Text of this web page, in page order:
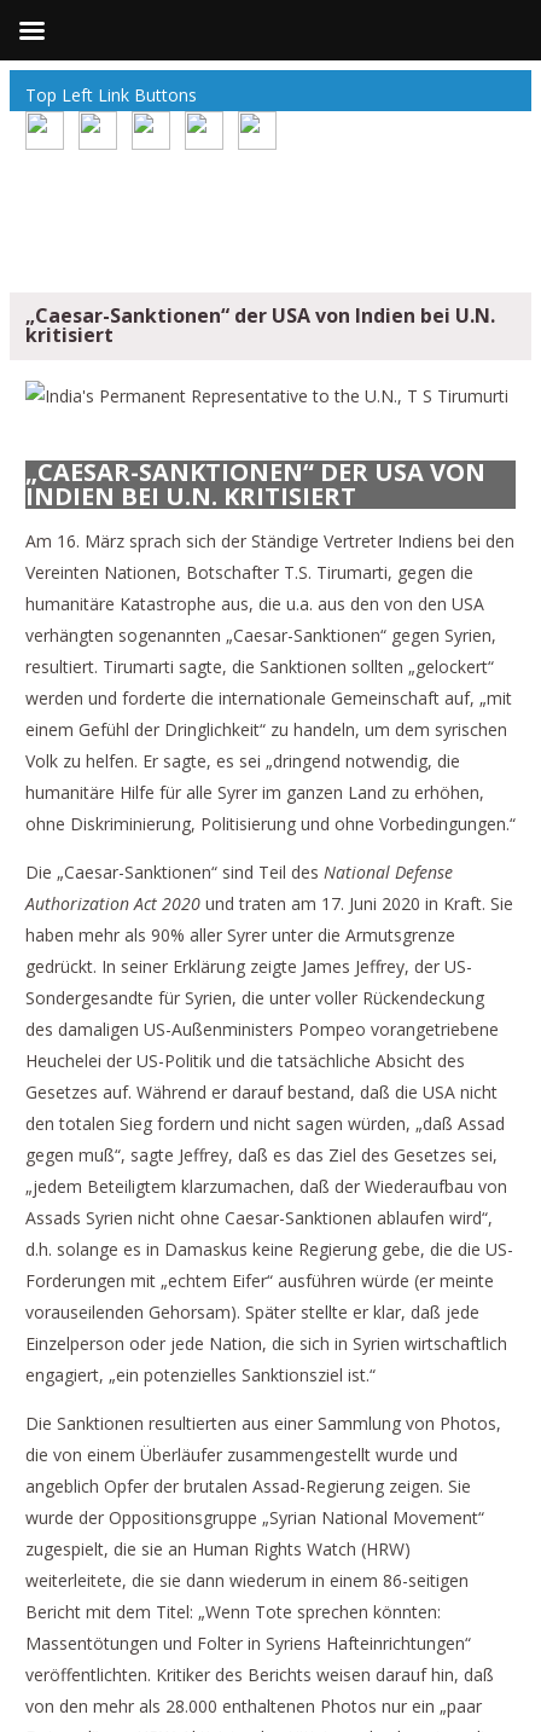
Top Left Link Buttons
„Caesar-Sanktionen“ der USA von Indien bei U.N.
kritisiert
„CAESAR-SANKTIONEN“ DER USA VON
INDIEN BEI U.N. KRITISIERT
Am 16. März sprach sich der Ständige Vertreter Indiens bei den
Vereinten Nationen, Botschafter T.S. Tirumarti, gegen die
humanitäre Katastrophe aus, die u.a. aus den von den USA
verhängten sogenannten „Caesar-Sanktionen“ gegen Syrien,
resultiert. Tirumarti sagte, die Sanktionen sollten „gelockert“
werden und forderte die internationale Gemeinschaft auf, „mit
einem Gefühl der Dringlichkeit“ zu handeln, um dem syrischen
Volk zu helfen. Er sagte, es sei „dringend notwendig, die
humanitäre Hilfe für alle Syrer im ganzen Land zu erhöhen,
ohne Diskriminierung, Politisierung und ohne Vorbedingungen.“
Die „Caesar-Sanktionen“ sind Teil des National Defense
Authorization Act 2020und traten am 17. Juni 2020 in Kraft. Sie
haben mehr als 90% aller Syrer unter die Armutsgrenze
gedrückt. In seiner Erklärung zeigte James Jeffrey, der US-
Sondergesandte für Syrien, die unter voller Rückendeckung
des damaligen US-Außenministers Pompeo vorangetriebene
Heuchelei der US-Politik und die tatsächliche Absicht des
Gesetzes auf. Während er darauf bestand, daß die USA nicht
den totalen Sieg fordern und nicht sagen würden, „daß Assad
gegen muß“, sagte Jeffrey, daß es das Ziel des Gesetzes sei,
„jedem Beteiligtem klarzumachen, daß der Wiederaufbau von
Assads Syrien nicht ohne Caesar-Sanktionen ablaufen wird“,
d.h. solange es in Damaskus keine Regierung gebe, die die US-
Forderungen mit „echtem Eifer“ ausführen würde (er meinte
vorauseilenden Gehorsam). Später stellte er klar, daß jede
Einzelperson oder jede Nation, die sich in Syrien wirtschaftlich
engagiert, „ein potenzielles Sanktionsziel ist.“
Die Sanktionen resultierten aus einer Sammlung von Photos,
die von einem Überläufer zusammengestellt wurde und
angeblich Opfer der brutalen Assad-Regierung zeigen. Sie
wurde der Oppositionsgruppe „Syrian National Movement“
zugespielt, die sie an Human Rights Watch (HRW)
weiterleitete, die sie dann wiederum in einem 86-seitigen
Bericht mit dem Titel: „Wenn Tote sprechen könnten:
Massentötungen und Folter in Syriens Hafteinrichtungen“
veröffentlichten. Kritiker des Berichts weisen darauf hin, daß
von den mehr als 28.000 enthaltenen Photos nur ein „paar